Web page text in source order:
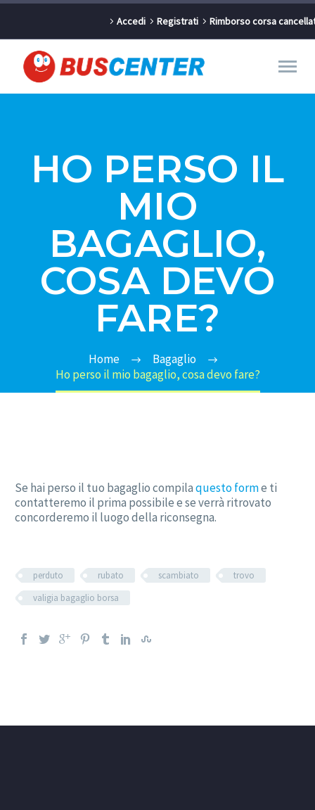
Accedi Registrati Rimborso corsa
HO PERSO IL
MIO
BAGAGLIO,
COSA DEVO
FARE?
Home
Bagaglio
Ho perso il mio bagaglio, cosa devo fare?
Se hai perso il tuo bagaglio compilaquesto forme ti
contatteremo il prima possibile e se verrà ritrovato
concorderemo il luogo della riconsegna.
perduto rubato scambiato
trovo
valigia bagaglio borsa